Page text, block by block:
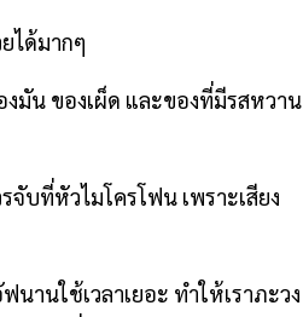
ได้มากๆ
งมัน ของเผ็ด และของที่มีรสหวาน
จับที่หัวไมโครโฟน เพราะเสียง
นานใช้เวลาเยอะ ทำให้เราภะวง